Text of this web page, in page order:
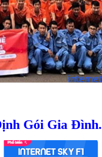
Gói Gia Đình.